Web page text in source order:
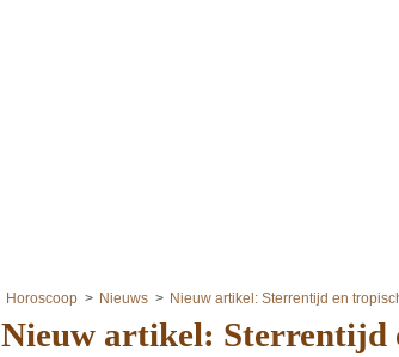
Horoscoop Nieuws Nieuw artikel: Sterrentijd en
Nieuw artikel: Sterrentijd